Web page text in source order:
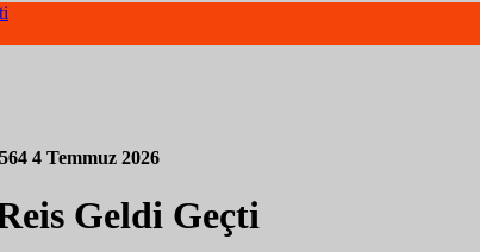
4 Temmuz 2026
Geldi Geçti